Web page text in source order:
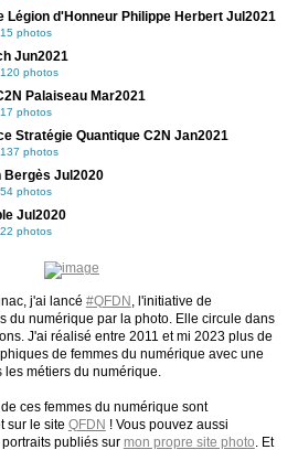
Légion d'Honneur Philippe Herbert Jul2021
15 photos
Jun2021
120 photos
Palaiseau Mar2021
17 photos
Stratégie Quantique C2N Jan2021
137 photos
Bergès Jul2020
54 photos
Jul2020
22 photos
j'ai lancé #QFDN
, l'initiative de
du numérique par la photo. Elle circule dans
J'ai réalisé entre 2011 et mi 2023 plus de
de femmes du numérique avec une
métiers du numérique.
de ces femmes du numérique sont
sur le site QFDN ! Vous pouvez aussi
publiés sur mon propre site photo . Et